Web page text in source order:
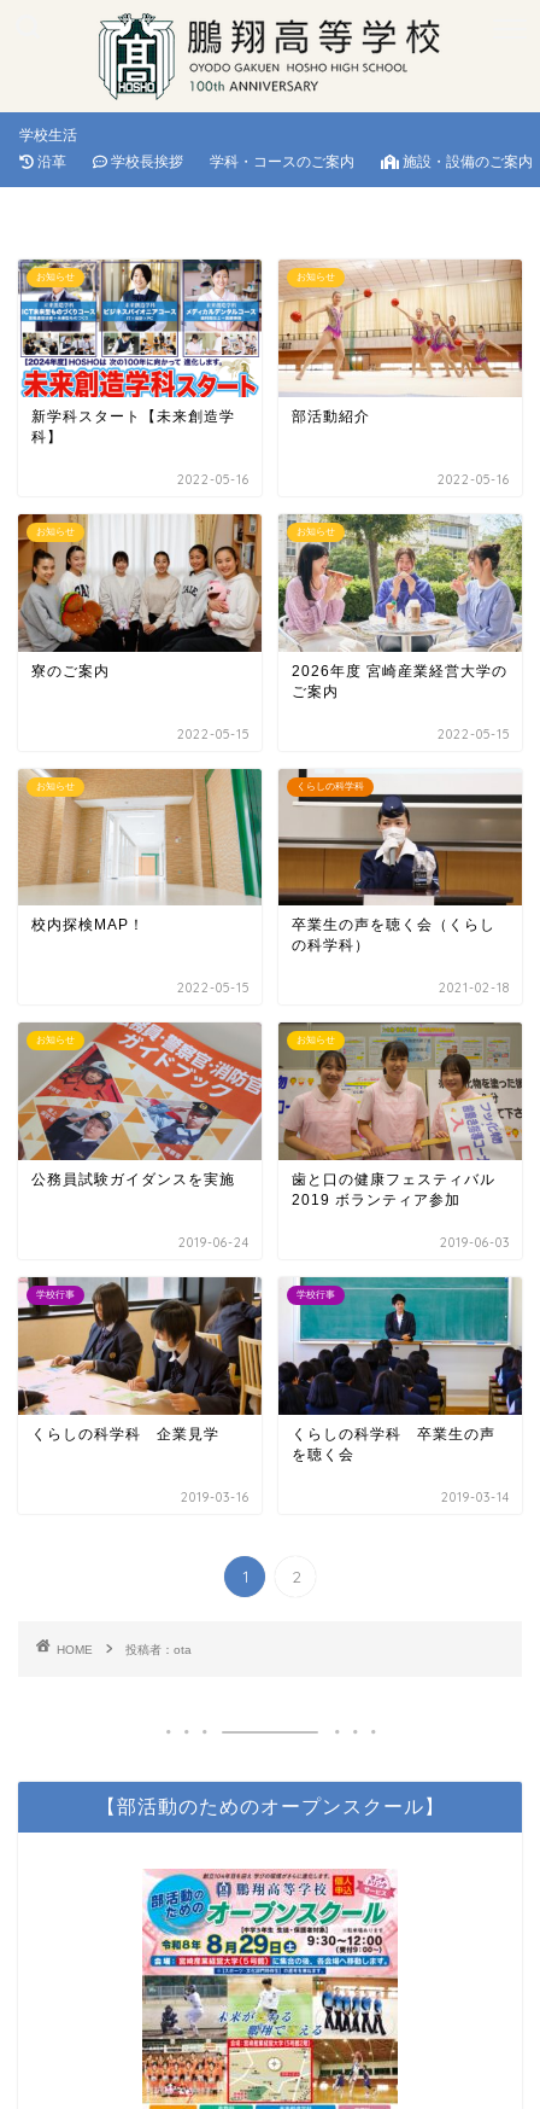
学校生活
沿革
学校長挨拶 学科・コースのご案内 施設・設備のご案内
お知らせ
新学科スタート【未来創造学
科】
2022-05-16
お知らせ
部活動紹介
2022-05-16
お知らせ
寮のご案内
2022-05-15
お知らせ
2026年度 宮崎産業経営大学の
ご案内
2022-05-15
お知らせ
校内探検MAP！
2022-05-15
くらしの科学科
卒業生の声を聴く会（くらし
の科学科）
2021-02-18
お知らせ
公務員試験ガイダンスを実施
2019-06-24
お知らせ
歯と口の健康フェスティバル
2019 ボランティア参加
2019-06-03
学校行事
くらしの科学科 企業見学
2019-03-16
学校行事
くらしの科学科 卒業生の声
を聴く会
2019-03-14
1 2
HOME 投稿者：ota
【部活動のためのオープンスクール】